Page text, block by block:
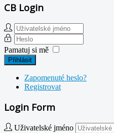
CB Login
Pamatuj si mě
Přihlásit
Zapomenuté heslo?
Registrovat
Login Form
Uživatelské jméno